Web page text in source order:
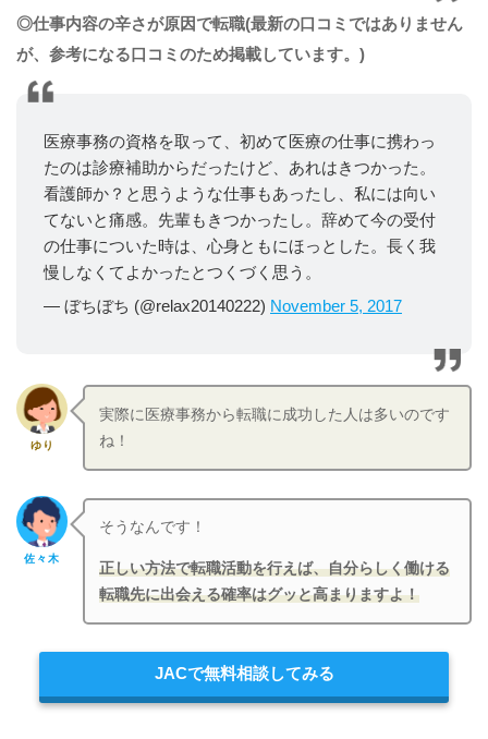
◎仕事内容の辛さが原因で転職(最新の口コミではありません
が、参考になる口コミのため掲載しています。)
医療事務の資格を取って、初めて医療の仕事に携わっ
たのは診療補助からだったけど、あれはきつかった。
看護師か？と思うような仕事もあったし、私には向い
てないと痛感。先輩もきつかったし。辞めて今の受付
の仕事についた時は、心身ともにほっとした。長く我
慢しなくてよかったとつくづく思う。
— ぼちぼち (@relax20140222) November 5, 2017
ゆり
実際に医療事務から転職に成功した人は多いのです
ね！
佐々木
そうなんです！
正しい方法で転職活動を行えば、自分らしく働ける
転職先に出会える確率はグッと高まりますよ！
JACで無料相談してみる